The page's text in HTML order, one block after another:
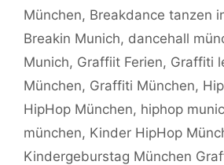
München, Breakdance tanzen
Breakin Munich, dancehall
Munich, Graffiit Ferien, Graffiti
München, Graffiti München,
HipHop München, hiphop
münchen, Kinder HipHop
Kindergeburstag München